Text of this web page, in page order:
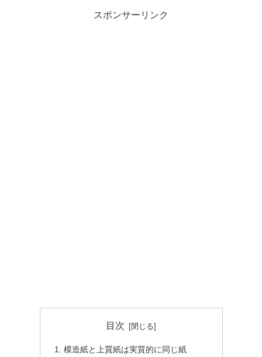
スポンサーリンク
目次
模造紙と上質紙は実質的に同じ紙